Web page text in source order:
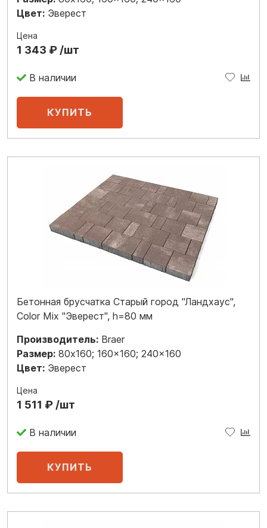
Цвет: Эверест
Цена
1 343 ₽ /шт
В наличии
Бетонная брусчатка Старый город "Ландхаус",
Color Mix "Эверест", h=80 мм
Производитель: Braer
Размер: 80x160; 160x160; 240x160
Цвет: Эверест
Цена
1 511 ₽ /шт
В наличии